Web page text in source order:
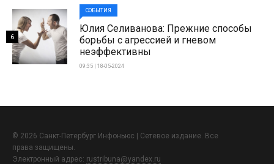
СОБЫТИЯ
Юлия Селиванова: Прежние способы
борьбы с агрессией и гневом
неэффективны
09:35 | 18-05-2024
6
© 2026 Санкт-Петербург Инфоньюс | Сетевое издание. Все
права защищены.
Электронный адрес: rustribuna@yandex.ru